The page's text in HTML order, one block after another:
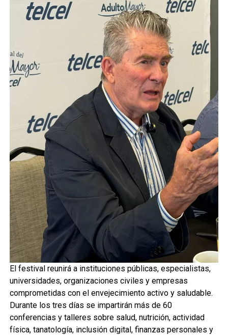
El festival reunirá a instituciones públicas, especialistas,
universidades, organizaciones civiles y empresas
comprometidas con el envejecimiento activo y saludable.
Durante los tres días se impartirán más de 60
conferencias y talleres sobre salud, nutrición, actividad
física, tanatología, inclusión digital, finanzas personales y